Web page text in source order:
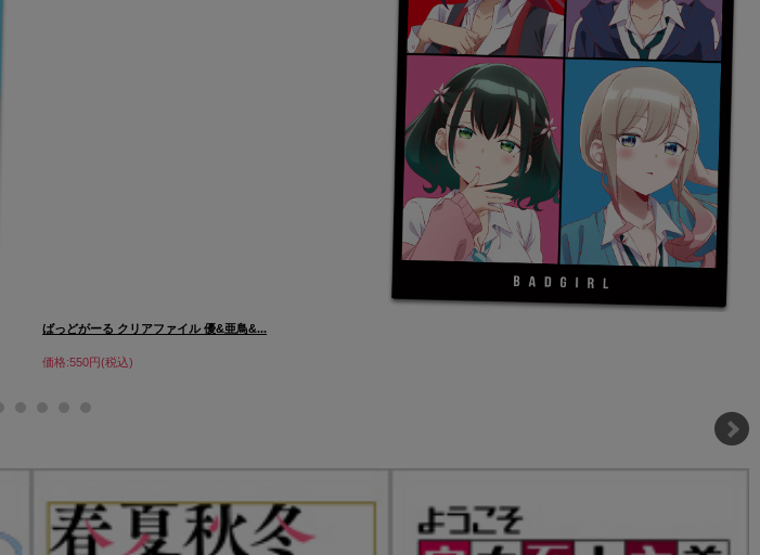
ばっどがーる クリアファイル 優&亜鳥&...
価格:550円(税込)